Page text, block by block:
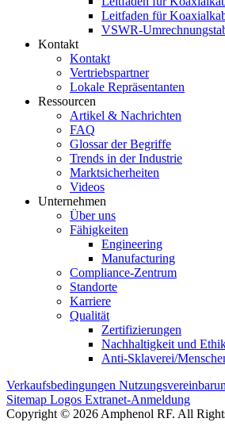
Leitfaden für
VSWR-
Kontakt
Kontakt
Vertriebspartner
Lokale Repräsentanten
Ressourcen
Artikel & Nachrichten
FAQ
Glossar der Begriffe
Trends in der Industrie
Marktsicherheiten
Videos
Unternehmen
Über uns
Fähigkeiten
Engineering
Manufacturing
Compliance-Zentrum
Standorte
Karriere
Qualität
Zertifizierungen
Nachhaltigkeit und
Anti-Sklaverei/
Verkaufsbedingungen
Sitemap Logos Extranet-Anmeldung
Copyright © 2026 Amphenol RF. All